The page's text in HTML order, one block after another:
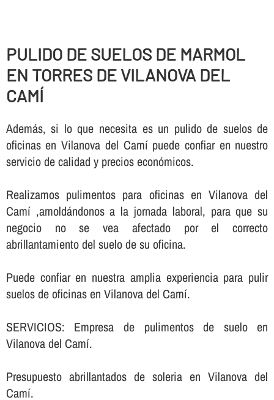
PULIDO DE SUELOS DE MARMOL
EN TORRES DE VILANOVA DEL
CAMÍ
Además, si lo que necesita es un pulido de suelos de
oficinas en Vilanova del Camí puede confiar en nuestro
servicio de calidad y precios económicos.
Realizamos pulimentos para oficinas en Vilanova del
Camí ,amoldándonos a la jornada laboral, para que su
negocio no se vea afectado por el correcto
abrillantamiento del suelo de su oficina.
Puede confiar en nuestra amplia experiencia para pulir
suelos de oficinas en Vilanova del Camí.
SERVICIOS: Empresa de pulimentos de suelo en
Vilanova del Camí.
Presupuesto abrillantados de soleria en Vilanova del
Camí.